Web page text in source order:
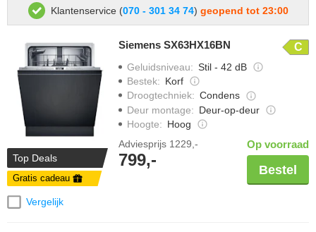
Klantenservice (070 - 301 34 74) geopend tot 23:00
Top Deals
Gratis cadeau
Vergelijk
Siemens SX63HX16BN C
Geluidsniveau: Stil - 42 dB
Bestek: Korf
Droogtechniek: Condens
Deur montage: Deur-op-deur
Hoogte: Hoog
Adviesprijs 1229,-
799,-
Op voorraad
Bestel